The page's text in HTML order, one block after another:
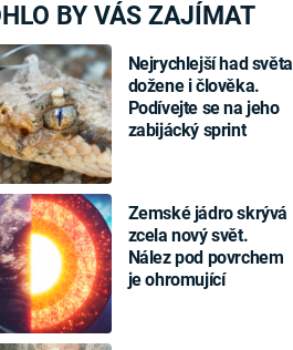
BY VÁS ZAJÍMAT
Nejrychlejší had světa
dožene i člověka.
Podívejte se na jeho
zabijácký sprint
Zemské jádro skrývá
zcela nový svět.
Nález pod povrchem
je ohromující